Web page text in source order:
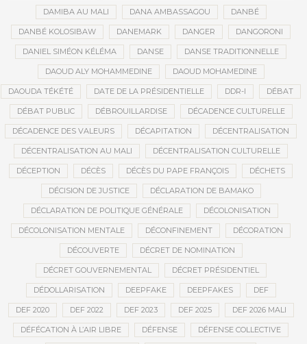
DAMIBA AU MALI DANA AMBASSAGOU DANBÉ
DANBÉ KOLOSIBAW DANEMARK DANGER DANGORONI
DANIEL SIMÉON KÉLÉMA DANSE DANSE TRADITIONNELLE
DAOUD ALY MOHAMMEDINE DAOUD MOHAMEDINE
DAOUDA TÉKÉTÉ DATE DE LA PRÉSIDENTIELLE DDR-I DÉBAT
DÉBAT PUBLIC DÉBROUILLARDISE DÉCADENCE CULTURELLE
DÉCADENCE DES VALEURS DÉCAPITATION DÉCENTRALISATION
DÉCENTRALISATION AU MALI DÉCENTRALISATION CULTURELLE
DÉCEPTION DÉCÈS DÉCÈS DU PAPE FRANÇOIS DÉCHETS
DÉCISION DE JUSTICE DÉCLARATION DE BAMAKO
DÉCLARATION DE POLITIQUE GÉNÉRALE DÉCOLONISATION
DÉCOLONISATION MENTALE DÉCONFINEMENT DÉCORATION
DÉCOUVERTE DÉCRET DE NOMINATION
DÉCRET GOUVERNEMENTAL DÉCRET PRÉSIDENTIEL
DÉDOLLARISATION DEEPFAKE DEEPFAKES DEF
DEF 2020 DEF 2022 DEF 2023 DEF 2025 DEF 2026 MALI
DÉFÉCATION À L’AIR LIBRE DÉFENSE DÉFENSE COLLECTIVE